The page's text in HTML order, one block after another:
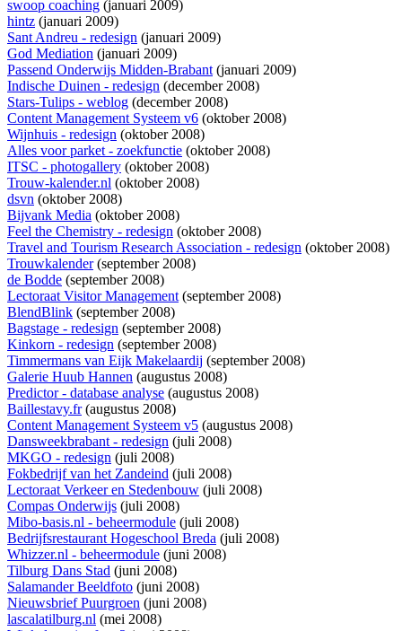
swoop coaching (januari 2009)
hintz (januari 2009)
Sant Andreu - redesign (januari 2009)
God Mediation (januari 2009)
Passend Onderwijs Midden-Brabant(januari 2009)
Indische Duinen - redesign (december 2008)
Stars-Tulips - weblog (december 2008)
Content Management Systeem v6 (oktober 2008)
Wijnhuis - redesign (oktober 2008)
Alles voor parket - zoekfunctie (oktober 2008)
ITSC - photogallery (oktober 2008)
Trouw-kalender.nl (oktober 2008)
dsvn (oktober 2008)
Bijvank Media (oktober 2008)
Feel the Chemistry - redesign (oktober 2008)
Travel and Tourism Research Association - redesign (oktober 2008)
Trouwkalender(september 2008)
de Bodde (september 2008)
Lectoraat Visitor Management(september 2008)
BlendBlink (september 2008)
Bagstage - redesign (september 2008)
Kinkorn - redesign (september 2008)
Timmermans van Eijk Makelaardij (september 2008)
Galerie Huub Hannen (augustus 2008)
Predictor - database analyse (augustus 2008)
Baillestavy.fr(augustus 2008)
Content Management Systeem v5 (augustus 2008)
Dansweekbrabant - redesign (juli 2008)
MKGO - redesign (juli 2008)
Fokbedrijf van het Zandeind (juli 2008)
Lectoraat Verkeer en Stedenbouw (juli 2008)
Compas Onderwijs (juli 2008)
Mibo-basis.nl - beheermodule (juli 2008)
Bedrijfsrestaurant Hogeschool Breda (juli 2008)
Whizzer.nl - beheermodule (juni 2008)
Tilburg Dans Stad (juni 2008)
Salamander Beeldfoto (juni 2008)
Nieuwsbrief Puurgroen (juni 2008)
lascalatilburg.nl (mei 2008)